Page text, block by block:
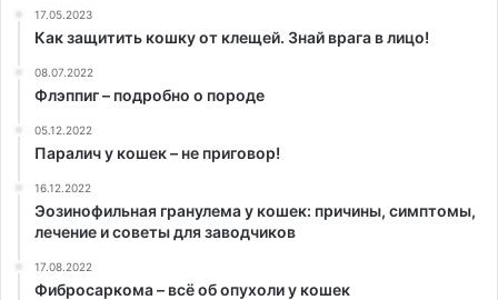
17.05.2023
Как защитить кошку от клещей. Знай врага в лицо!
08.07.2022
Флэппиг – подробно о породе
05.12.2022
Паралич у кошек – не приговор!
16.12.2022
Эозинофильная гранулема у кошек: причины, симптомы,
лечение и советы для заводчиков
17.08.2022
Фибросаркома – всё об опухоли у кошек